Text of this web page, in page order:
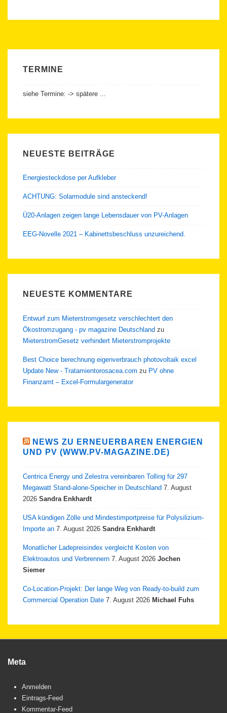
TERMINE
siehe Termine: -> spätere ...
NEUESTE BEITRÄGE
Energiesteckdose per Aufkleber
ACHTUNG: Solarmodule sind ansteckend!
Ü20-Anlagen zeigen lange Lebensdauer von PV-Anlagen
EEG-Novelle 2021 – Kabinettsbeschluss unzureichend.
NEUESTE KOMMENTARE
Entwurf zum Mieterstromgesetz verschlechtert den
Ökostromzugang - pv magazine Deutschland zu
MieterstromGesetz verhindert Mieterstromprojekte
Best Choice berechnung eigenverbrauch photovoltaik excel
Update New - Tratamientorosacea.com zu PV ohne
Finanzamt – Excel-Formulargenerator
NEWS ZU ERNEUERBAREN ENERGIEN
UND PV (WWW.PV-MAGAZINE.DE)
Centrica Energy und Zelestra vereinbaren Tolling für 297
Megawatt Stand-alone-Speicher in Deutschland 7. August
2026 Sandra Enkhardt
USA kündigen Zölle und Mindestimportpreise für Polysilizium-
Importe an 7. August 2026 Sandra Enkhardt
Monatlicher Ladepreisindex vergleicht Kosten von
Elektroautos und Verbrennern 7. August 2026 Jochen
Siemer
Co-Location-Projekt: Der lange Weg von Ready-to-build zum
Commercial Operation Date 7. August 2026 Michael Fuhs
Meta
Anmelden
Eintrags-Feed
Kommentar-Feed